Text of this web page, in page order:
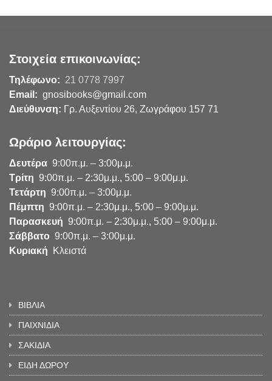
Στοιχεία επικοινωνίας:
Τηλέφωνο: 21 0778 7997
Email: gnosibooks@gmail.com
Διεύθυνση: Γρ. Αυξεντίου 26, Ζωγράφου 157 71
Ωράριο λειτουργίας:
Δευτέρα 9:00π.μ. – 3:00μ.μ.
Τρίτη 9:00π.μ. – 2:30μ.μ., 5:00 – 9:00μ.μ.
Τετάρτη 9:00π.μ. – 3:00μ.μ.
Πέμπτη 9:00π.μ. – 2:30μ.μ., 5:00 – 9:00μ.μ.
Παρασκευή 9:00π.μ. – 2:30μ.μ., 5:00 – 9:00μ.μ.
Σάββατο 9:00π.μ. – 3:00μ.μ.
Κυριακή Κλειστά
ΒΙΒΛΙΑ
ΠΑΙΧΝΙΔΙΑ
ΣΑΚΙΔΙΑ
ΕΙΔΗ ΔΩΡΟΥ